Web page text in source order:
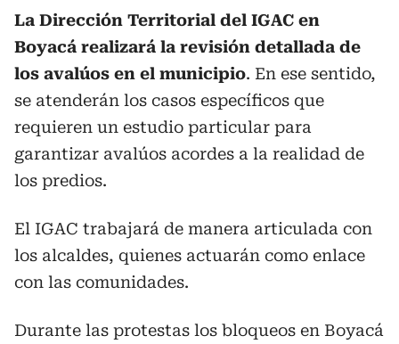
La Dirección Territorial del IGAC en
Boyacá realizará la revisión detallada de
los avalúos en el municipio. En ese sentido,
se atenderán los casos específicos que
requieren un estudio particular para
garantizar avalúos acordes a la realidad de
los predios.
El IGAC trabajará de manera articulada con
los alcaldes, quienes actuarán como enlace
con las comunidades.
Durante las protestas los bloqueos en Boyacá